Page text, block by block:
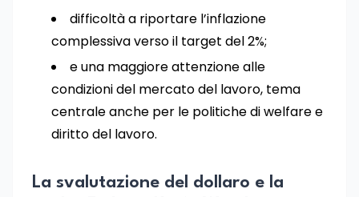
difficoltà a riportare l’inflazione
complessiva verso il target del 2%;
e una maggiore attenzione alle
condizioni del mercato del lavoro, tema
centrale anche per le politiche di welfare e
diritto del lavoro.
La svalutazione del dollaro e la